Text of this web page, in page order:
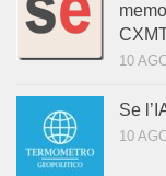
10
Se
10